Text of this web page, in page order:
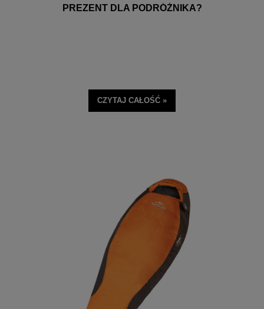
PREZENT DLA PODRÓŻNIKA?
CZYTAJ CAŁOŚĆ »